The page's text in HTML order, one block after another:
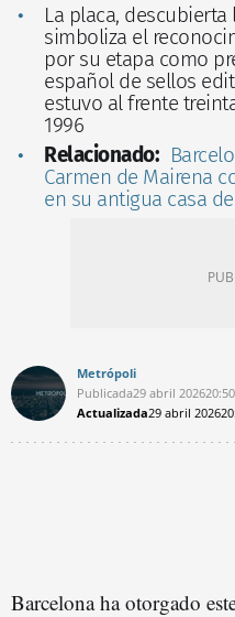
La placa,
simboliza el
por su etapa como
español de sellos
estuvo al frente
1996
Relacionado:
Carmen de Mairena
en su antigua casa
Metrópoli
Publicada29 abril 2026
Actualizada29 abril 2026
Barcelona ha otorgado